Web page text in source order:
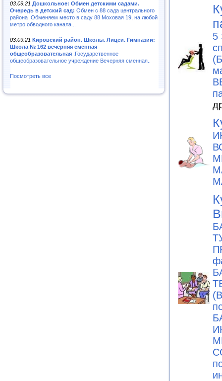
03.09.21 Дошкольное: Обмен детскими садами.
Очередь в детский сад: Обмен с 88 сада центрального
района .Обменяем место в саду 88 Моховая 19, на любой
метро обводного канала...
03.09.21 Кировский район. Школы. Лицеи. Гимназии:
Школа № 162 вечерняя сменная
общеобразовательная .Государственное
общеобразовательное учреждение Вечерняя сменная..
Посмотреть все
5